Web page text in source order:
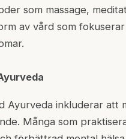
som massage,
av vård som
Ayurveda inkluderar att
Många som